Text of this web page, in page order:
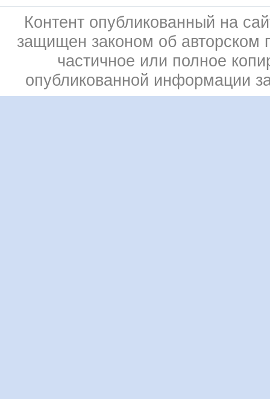
Контент опубликованный на
защищен законом об авторском
частичное или полное
опубликованной информации